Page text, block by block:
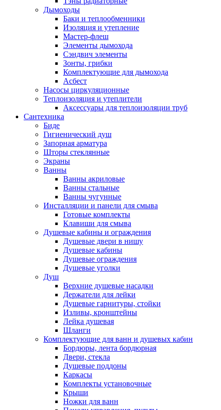
Дымоходы
Баки и теплообменники
Изоляция и утепление
Мастер-флеш
Элементы дымохода
Сэндвич элементы
Зонты, грибки
Комплектующие для дымохода
Асбест
Насосы циркуляционные
Теплоизоляция и утеплители
Аксессуары для теплоизоляции труб
Сантехника
Биде
Гигиенический душ
Запорная арматура
Шторы стеклянные
Экраны
Ванны
Ванны акриловые
Ванны стальные
Ванны чугунные
Инсталляции и панели для смыва
Готовые комплекты
Клавиши для смыва
Душевые кабины и ограждения
Душевые двери в нишу
Душевые кабины
Душевые ограждения
Душевые уголки
Душ
Верхние душевые насадки
Держатели для лейки
Душевые гарнитуры, стойки
Изливы, кронштейны
Лейка душевая
Шланги
Комплектующие для ванн и душевых кабин
Бордюры, лента бордюрная
Двери, стекла
Душевые поддоны
Каркасы
Комплекты установочные
Крыши
Ножки для ванн